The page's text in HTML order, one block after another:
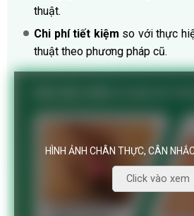
thuật.
Chi phí tiết kiệm so với thực
thuật theo phương pháp cũ.
HÌNH ẢNH CHÂN THỰC, CÂN
Click vào xem